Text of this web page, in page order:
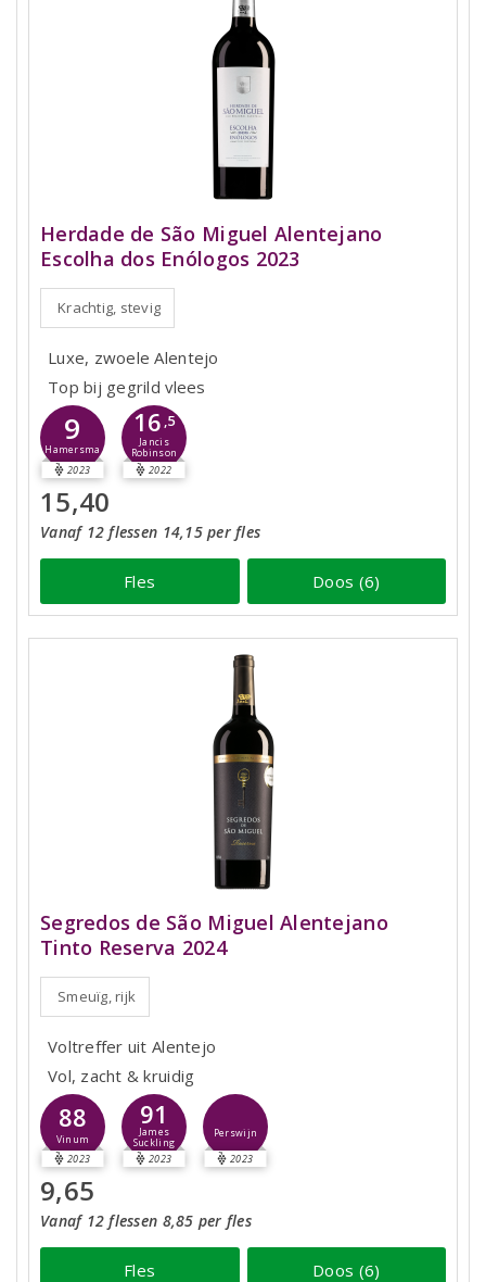
Herdade de São Miguel Alentejano
Escolha dos Enólogos 2023
Krachtig, stevig
Luxe, zwoele Alentejo
Top bij gegrild vlees
9
Hamersma
2023
16 ,5
Jancis
Robinson
2022
15,40
Vanaf 12 flessen 14,15 per fles
Fles Doos (6)
Segredos de São Miguel Alentejano
Tinto Reserva 2024
Smeuïg, rijk
Voltreffer uit Alentejo
Vol, zacht & kruidig
88
Vinum
2023
91
James
Suckling
2023
Perswijn
2023
9,65
Vanaf 12 flessen 8,85 per fles
Fles Doos (6)